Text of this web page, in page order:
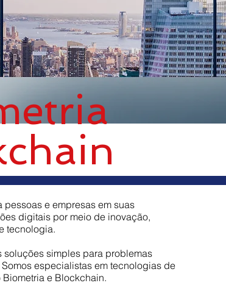
pessoas e empresas em suas
digitais por meio de inovação,
tecnologia.
soluções simples para problemas
especialistas em tecnologias de
Biometria e Blockchain.